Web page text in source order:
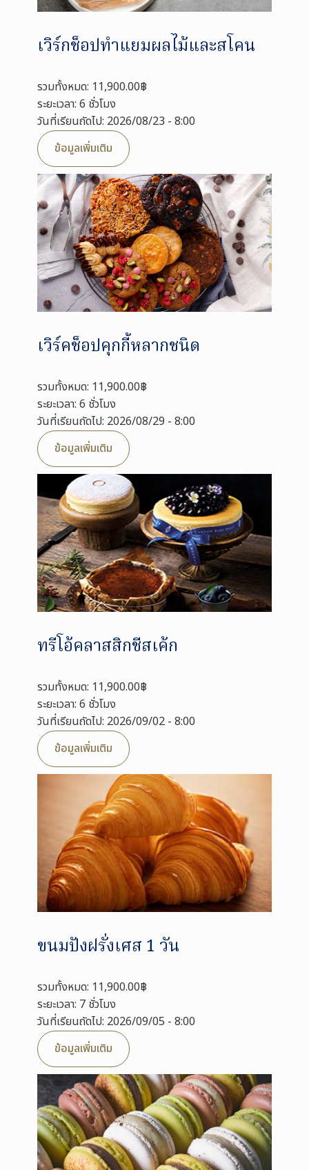
เวิร์กช็อปทำแยมผลไม้และสโคน
รวมทั้งหมด: 11,900.00฿
ระยะเวลา: 6 ชั่วโมง
วันที่เรียนถัดไป: 2026/08/23 - 8:00
ข้อมูลเพิ่มเติม
เวิร์คช็อปคุกกี้หลากชนิด
รวมทั้งหมด: 11,900.00฿
ระยะเวลา: 6 ชั่วโมง
วันที่เรียนถัดไป: 2026/08/29 - 8:00
ข้อมูลเพิ่มเติม
ทรีโอ้คลาสสิกชีสเค้ก
รวมทั้งหมด: 11,900.00฿
ระยะเวลา: 6 ชั่วโมง
วันที่เรียนถัดไป: 2026/09/02 - 8:00
ข้อมูลเพิ่มเติม
ขนมปังฝรั่งเศส 1 วัน
รวมทั้งหมด: 11,900.00฿
ระยะเวลา: 7 ชั่วโมง
วันที่เรียนถัดไป: 2026/09/05 - 8:00
ข้อมูลเพิ่มเติม